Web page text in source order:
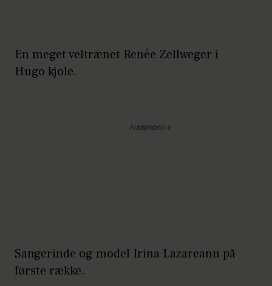
En meget veltrænet Renée Zellweger i
Hugo kjole.
Annonce
Sangerinde og model Irina Lazareanu på
første række.